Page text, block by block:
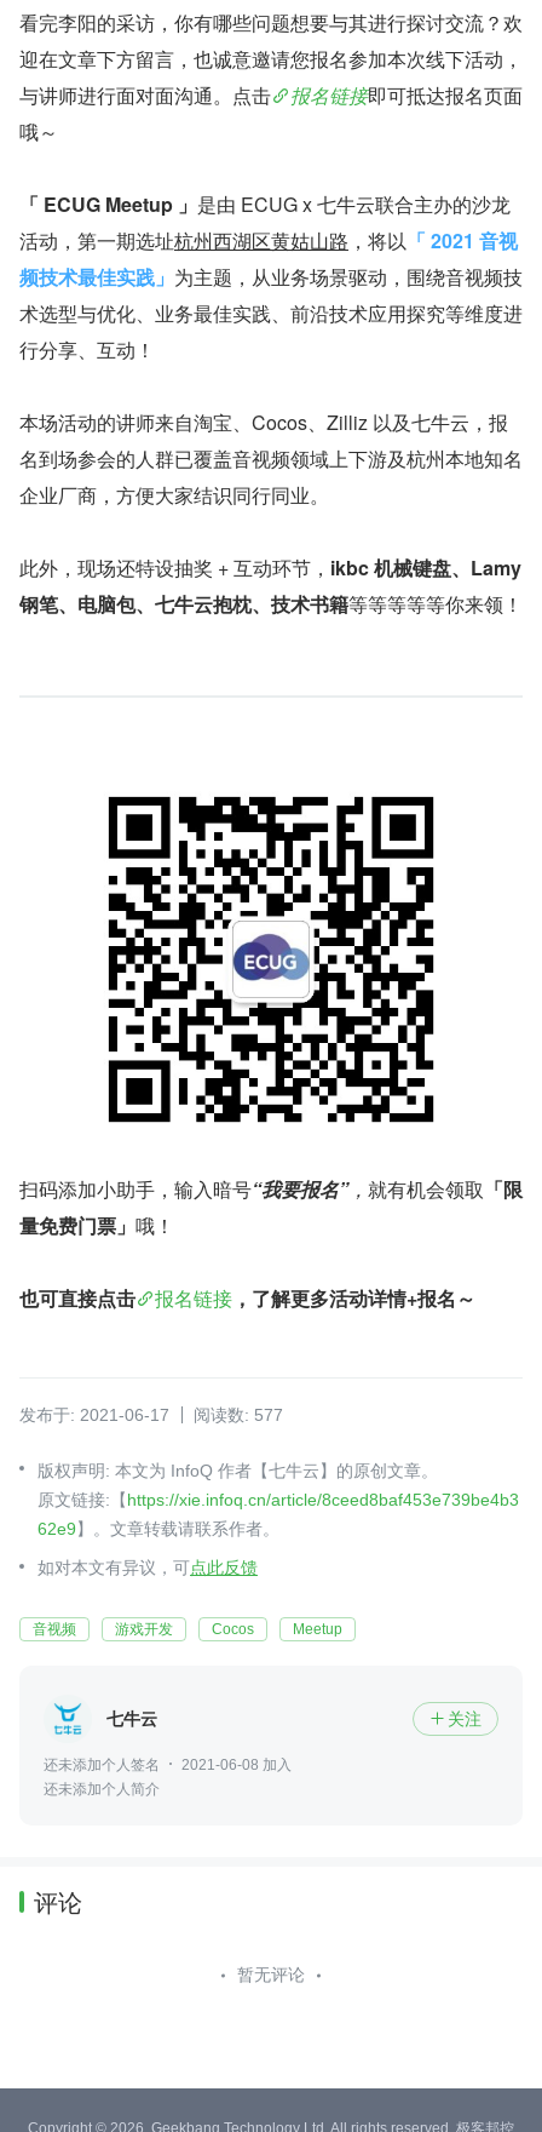
看完李阳的采访，你有哪些问题想要与其进行探讨交流？欢
迎在文章下方留言，也诚意邀请您报名参加本次线下活动，
与讲师进行面对面沟通。点击
报名链接即可抵达报名页面
哦～
「 ECUG Meetup 」 是由 ECUG x 七牛云联合主办的沙龙
活动，第一期选址杭州西湖区黄姑山路 ，将以 「 2021 音视
频技术最佳实践」 为主题，从业务场景驱动，围绕音视频技
术选型与优化、业务最佳实践、前沿技术应用探究等维度进
行分享、互动！
本场活动的讲师来自淘宝、Cocos、Zilliz 以及七牛云，报
名到场参会的人群已覆盖音视频领域上下游及杭州本地知名
企业厂商，方便大家结识同行同业。
此外，现场还特设抽奖 + 互动环节， ikbc 机械键盘、Lamy
钢笔、电脑包、七牛云抱枕、技术书籍等等等等等你来领！
扫码添加小助手，输入暗号“我要报名”， 就有机会领取 「限
量免费门票」 哦！
也可直接点击 报名链接 ，了解更多活动详情+报名～
发布于: 2021-06-17 阅读数: 577
版权声明: 本文为 InfoQ 作者【七牛云】的原创文章。
原文链接:【https://xie.infoq.cn/article/8ceed8baf453e739be4b3
62e9】。文章转载请联系作者。
如对本文有异议，可点此反馈
音视频 游戏开发 Cocos Meetup
七牛云  关注
还未添加个人签名
2021-06-08 加入
还未添加个人简介
评论
暂无评论
Copyright © 2026, Geekbang Technology Ltd. All rights reserved. 极客邦控